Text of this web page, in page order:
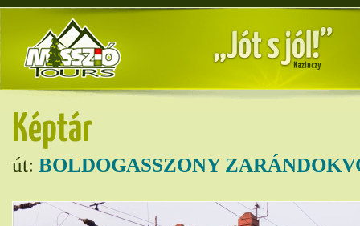
Képtár
út: BOLDOGASSZONY